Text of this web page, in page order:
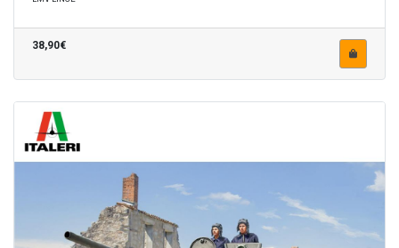
38,90€